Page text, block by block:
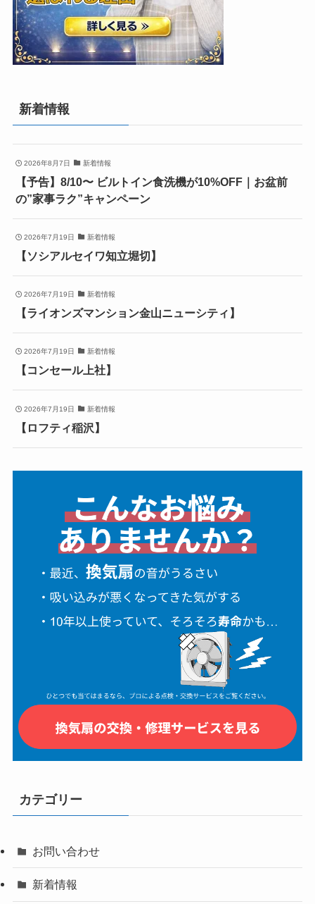
新着情報
2026年8月7日 新着情報
【予告】8/10〜 ビルトイン食洗機が10%OFF｜お盆前
の”家事ラク”キャンペーン
2026年7月19日 新着情報
【ソシアルセイワ知立堀切】
2026年7月19日 新着情報
【ライオンズマンション金山ニューシティ】
2026年7月19日 新着情報
【コンセール上社】
2026年7月19日 新着情報
【ロフティ稲沢】
カテゴリー
お問い合わせ
新着情報